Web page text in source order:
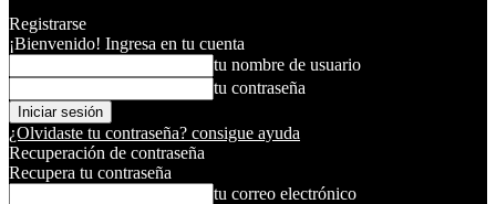
Registrarse
¡Bienvenido! Ingresa en tu cuenta
tu nombre de usuario
tu contraseña
¿Olvidaste tu contraseña? consigue ayuda
Recuperación de contraseña
Recupera tu contraseña
tu correo electrónico